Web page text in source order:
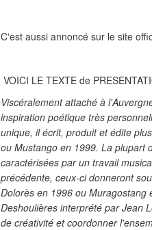
C'est aussi annoncé sur le site
VOICI LE TEXTE de
Viscéralement attaché à
inspiration poétique très
unique, il écrit, produit et édite
ou Mustango en 1999. La plupart
caractérisées par un travail
précédente, ceux-ci donneront
Dolorès en 1996 ou
Deshoulières interprété par Jean
de créativité et coordonner